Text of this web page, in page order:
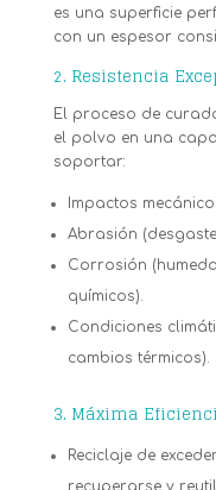
es una superficie
con un espesor
2. Resistencia
El proceso de
el polvo en una
soportar:
Impactos
Abrasión
Corrosión
químicos).
Condiciones
cambios térmicos).
3. Máxima
Reciclaje de
recuperarse y